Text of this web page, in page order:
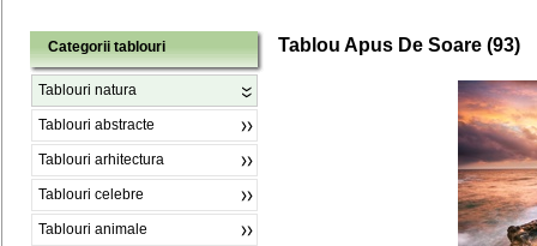
Categorii tablouri
Tablouri natura
Tablouri abstracte
Tablouri arhitectura
Tablouri celebre
Tablouri animale
Tablou Apus De Soare (93)